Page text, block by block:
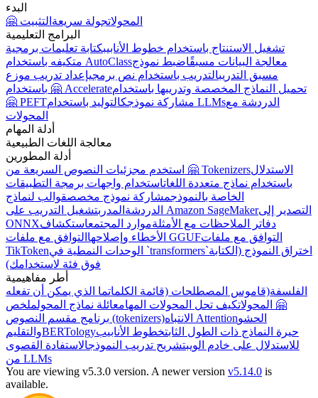
البدء
🤗 المحولاتجولة سريعة التثبيت
البرامج التعليمية
تشغيل الاستنتاج باستخدام خطوط الأنابيبكتابة تعليمات برمجية
متكيفه باستخدام AutoClass
معالجة البيانات مسبقًاضبط نموذج
مسبق التدريبالتدريب باستخدام نص برمجيإعداد تدريب موزع
باستخدام 🤗 Accelerateتحميل النماذج المخصصة وتدريبها باستخدام
🤗 PEFT
مشاركة نموذجك التوليد باستخدام LLMsالدردشة مع
المحولات
أدلة المهام
معالجة اللغات الطبيعية
أدلة المطورين
استخدم مجزئيات النصوص السريعة من 🤗 Tokenizersالاستدلال
باستخدام نماذج متعددة اللغاتاستخدام واجهات برمجة التطبيقات
الخاصة بالنموذجمشاركة نموذج مخصصقوالب لنماذج
الدردشة المدرب تشغيل التدريب على Amazon SageMakerالتصدير إلى
ONNX
دفاتر الملاحظات مع الأمثلةموارد المجتمعاستكشاف
الأخطاء وإصلاحها التوافق مع ملفات GGUFالتوافق مع ملفات
TikToken
الوحدات النمطية في `transformers`اختراق النموذج (الكتابة
فوق فئة لاستخدامك)
أطر مفاهيمية
الفلسفة(قاموس المصطلحات (قائمة الكلماتما الذي يمكن أن تفعله
🤗 المحولاتكيف تحل المحولات المهامعائلة نماذج المحولملخص
برنامج مقسم النصوص (tokenizers)
الانتباه Attentionالحشو
والتقليمBERTology حيرة النماذج ذات الطول الثابتخطوط الأنابيب
للاستدلال على خادم الويبتشريح تدريب النموذجالاستفادة القصوى
من LLMs
You are viewing v5.3.0 version. A newer version v5.14.0 is
available.